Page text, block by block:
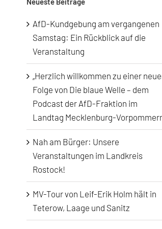
AfD-Kundgebung am vergangenen
Samstag: Ein Rückblick auf die
Veranstaltung
„Herzlich willkommen zu einer
Folge von Die blaue Welle – dem
Podcast der AfD-Fraktion im
Landtag Mecklenburg-
Nah am Bürger: Unsere
Veranstaltungen im Landkreis
Rostock!
MV-Tour von Leif-Erik Holm hält in
Teterow, Laage und Sanitz